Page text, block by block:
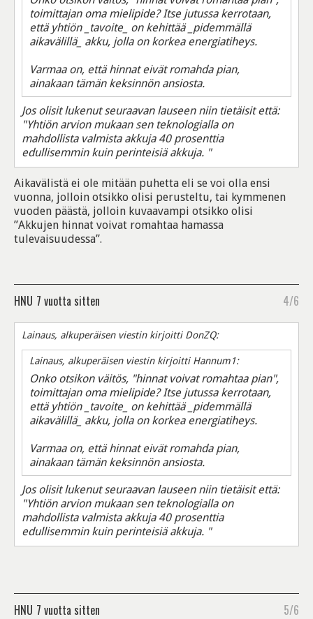
toimittajan oma mielipide? Itse jutussa kerrotaan,
että yhtiön _tavoite_ on kehittää _pidemmällä
aikavälillä_ akku, jolla on korkea energiatiheys.
Varmaa on, että hinnat eivät romahda pian,
ainakaan tämän keksinnön ansiosta.
Jos olisit lukenut seuraavan lauseen niin tietäisit että:
"Yhtiön arvion mukaan sen teknologialla on
mahdollista valmista akkuja 40 prosenttia
edullisemmin kuin perinteisiä akkuja. "
Aikavälistä ei ole mitään puhetta eli se voi olla ensi
vuonna, jolloin otsikko olisi perusteltu, tai kymmenen
vuoden päästä, jolloin kuvaavampi otsikko olisi
”Akkujen hinnat voivat romahtaa hamassa
tulevaisuudessa”.
HNU 7 vuotta sitten 4/6
Lainaus, alkuperäisen viestin kirjoitti DonZQ:
Lainaus, alkuperäisen viestin kirjoitti Hannum1:
Onko otsikon väitös, "hinnat voivat romahtaa pian",
toimittajan oma mielipide? Itse jutussa kerrotaan,
että yhtiön _tavoite_ on kehittää _pidemmällä
aikavälillä_ akku, jolla on korkea energiatiheys.
Varmaa on, että hinnat eivät romahda pian,
ainakaan tämän keksinnön ansiosta.
Jos olisit lukenut seuraavan lauseen niin tietäisit että:
"Yhtiön arvion mukaan sen teknologialla on
mahdollista valmista akkuja 40 prosenttia
edullisemmin kuin perinteisiä akkuja. "
HNU 7 vuotta sitten 5/6